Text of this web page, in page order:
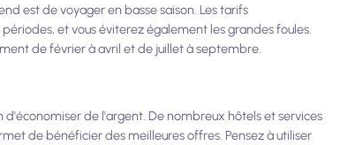
est de voyager en basse saison. Les tarifs
et vous éviterez également les grandes foules.
de février à avril et de juillet à septembre.
de l'argent. De nombreux hôtels et services
de bénéficier des meilleures offres. Pensez à utiliser